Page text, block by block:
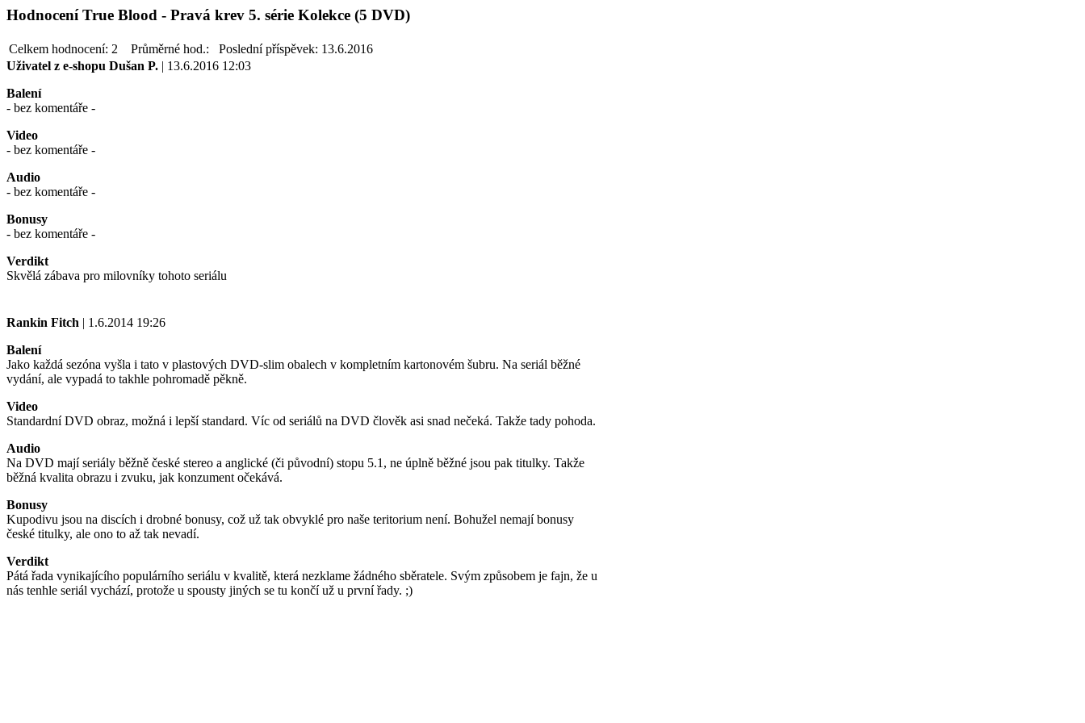
Hodnocení True Blood - Pravá krev 5. série Kolekce (5 DVD)
Celkem hodnocení: 2 Průměrné hod.: Poslední příspěvek: 13.6.2016
Uživatel z e-shopu Dušan P. | 13.6.2016 12:03
Balení
- bez komentáře -
Video
- bez komentáře -
Audio
- bez komentáře -
Bonusy
- bez komentáře -
Verdikt
Skvělá zábava pro milovníky tohoto seriálu
Rankin Fitch | 1.6.2014 19:26
Balení
Jako každá sezóna vyšla i tato v plastových DVD-slim obalech v kompletním kartonovém šubru. Na seriál běžné
vydání, ale vypadá to takhle pohromadě pěkně.
Video
Standardní DVD obraz, možná i lepší standard. Víc od seriálů na DVD člověk asi snad nečeká. Takže tady pohoda.
Audio
Na DVD mají seriály běžně české stereo a anglické (či původní) stopu 5.1, ne úplně běžné jsou pak titulky. Takže
běžná kvalita obrazu i zvuku, jak konzument očekává.
Bonusy
Kupodivu jsou na discích i drobné bonusy, což už tak obvyklé pro naše teritorium není. Bohužel nemají bonusy
české titulky, ale ono to až tak nevadí.
Verdikt
Pátá řada vynikajícího populárního seriálu v kvalitě, která nezklame žádného sběratele. Svým způsobem je fajn, že u
nás tenhle seriál vychází, protože u spousty jiných se tu končí už u první řady. ;)